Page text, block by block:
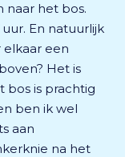
naar het bos.
En natuurlijk
elkaar een
Het is
bos is prachtig
ben ik wel
aan
na het